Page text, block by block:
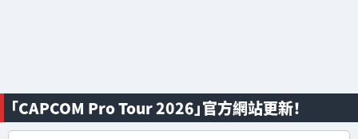
「CAPCOM Pro Tour 2026」官方網站更新！